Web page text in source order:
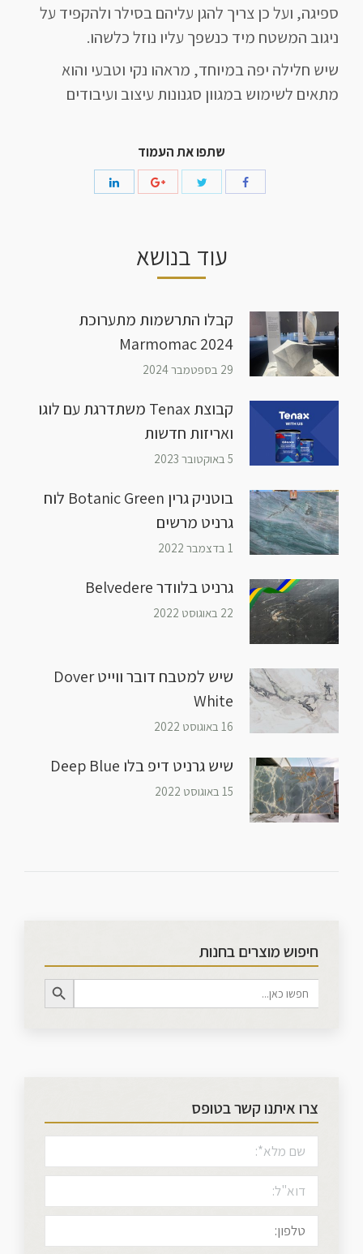
ספיגה, ועל כן צריך להגן עליהם בסילר ולהקפיד על
ניגוב המשטח מיד כנשפך עליו נוזל כלשהו.
שיש חלילה יפה במיוחד, מראהו נקי וטבעי והוא
מתאים לשימוש במגוון סגנונות עיצוב ועיבודים
שתפו את העמוד
עוד בנושא
קבלו התרשמות מתערוכת
Marmomac 2024
29 בספטמבר 2024
קבוצת Tenax משתדרגת עם לוגו
ואריזות חדשות
5 באוקטובר 2023
בוטניק גרין Botanic Green לוח
גרניט מרשים
1 בדצמבר 2022
גרניט בלוודר Belvedere
22 באוגוסט 2022
שיש למטבח דובר ווייט Dover
White
16 באוגוסט 2022
שיש גרניט דיפ בלו Deep Blue
15 באוגוסט 2022
חיפוש מוצרים בחנות
Search
for:
Search Button
צרו איתנו קשר בטופס